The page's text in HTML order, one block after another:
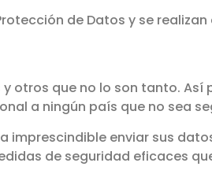
de Datos y se
otros que no lo son tanto.
a ningún país que no sea
imprescindible enviar sus
de seguridad eficaces